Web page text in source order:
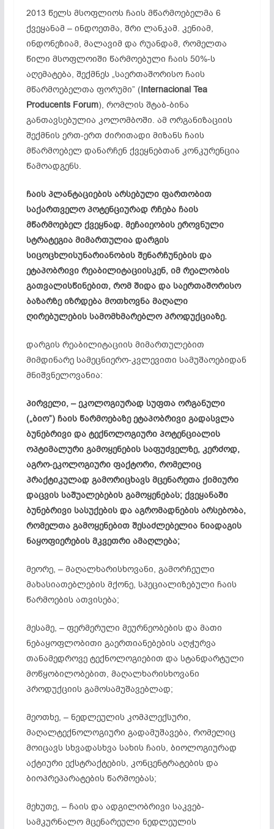
2013 წელს მსოფლიოს ჩაის მწარმოებელმა 6
ქვეყანამ – ინდოეთმა, შრი ლანკამ. კენიამ,
ინდონეზიამ, მალავიმ და რუანდამ, რომელთა
წილი მსოფლოიში წარმოებული ჩაის 50%-ს
აღემატება, შექმნეს „საერთაშორისო ჩაის
მწარმოებელთა ფორუმი” (Internacional Tea
Producents Forum), რომლის შტაბ-ბინა
განთავსებულია კოლომბოში. ამ ორგანიზაციის
შექმნის ერთ-ერთ ძირითადი მიზანს ჩაის
მწარმოებელ დანარჩენ ქვეყნებთან კონკურენცია
წამოადგენს.
ჩაის პლანტაციების არსებული ფართობით
საქართველო პოტენციურად რჩება ჩაის
მწარმოებელ ქვეყნად. მეჩაიეობის ეროვნული
სტრატეგია მიმართულია დარგის
სიცოცხლისუნარიანობის შენარჩუნების და
ეტაპობრივი რეაბილიტაციისკენ, იმ რეალობის
გათვალისწინებით, რომ შიდა და საერთაშორისო
ბაზარზე იზრდება მოთხოვნა მაღალი
ღირებულების სამომხმარებლო პროდუქციაზე.
დარგის რეაბილიტაციის მიმართულებით
მიმდინარე სამეცნიერო-კვლევითი სამუშაოებიდან
მნიშვნელოვანია:
პირველი, – ეკოლოგიურად სუფთა ორგანული
(„ბიო”) ჩაის წარმოებაზე ეტაპობრივი გადასვლა
ბუნებრივი და ტექნოლოგიური პოტენციალის
ოპტიმალური გამოყენების საფუძველზე, კერძოდ,
აგრო-ეკოლოგიური ფაქტორი, რომელიც
პრაქტიკულად გამორიცხავს მცენარეთა ქიმიური
დაცვის საშუალებების გამოყენებას; ქვეყანაში
ბუნებრივი სასუქების და აგრომადნების არსებობა,
რომელთა გამოყენებით შესაძლებელია ნიადაგის
ნაყოფიერების მკვეთრი ამაღლება;
მეორე, – მაღალხარისხოვანი, გამორჩეული
მახასიათებლების მქონე, სპეციალიზებული ჩაის
წარმოების ათვისება;
მესამე, – ფერმერული მეურნეობების და მათი
ნებაყოფლობითი გაერთიანებების აღჭურვა
თანამედროვე ტექნოლოგიებით და სტანდარტული
მოწყობილობებით, მაღალხარისხოვანი
პროდუქციის გამოსამუშავებლად;
მეოთხე, – ნედლეულის კომპლექსური,
მაღალტექნოლოგიური გადამუშავება, რომელიც
მოიცავს სხვადასხვა სახის ჩაის, ბიოლოგიურად
აქტიური ექსტრაქტების, კონცენტრატების და
ბიოპრეპარატების წარმოებას;
მეხუთე, – ჩაის და ადგილობრივი საკვებ-
სამკურნალო მცენარეული ნედლეულის